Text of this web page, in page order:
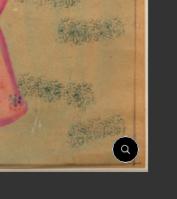
開
啟